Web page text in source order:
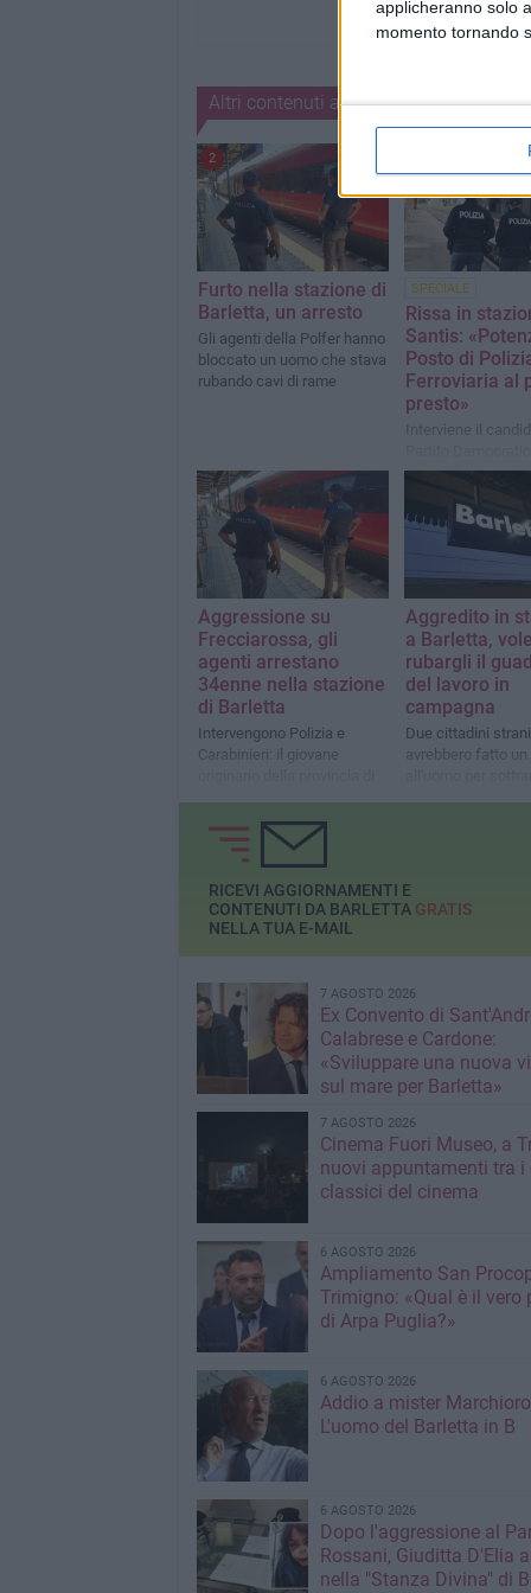
applicheranno solo
momento tornando
Altri contenuti a tema
2
Furto nella stazione di
Barletta, un arresto
Gli agenti della Polfer hanno
bloccato un uomo che stava
rubando cavi di rame
SPECIALE
Rissa in
Santis:
Posto di
Ferroviaria al
presto»
Interviene il
Aggressione su
Frecciarossa, gli
agenti arrestano
34enne nella stazione
di Barletta
Intervengono Polizia e
Carabinieri: il giovane
responsabile di violenza,
minacce, oltraggio e
resistenza a pubblico
ufficiale
Aggredito in
a Barletta,
rubargli il
del lavoro in
campagna
Due cittadini
avrebbero fatto un
all'uomo per
RICEVI AGGIORNAMENTI E
CONTENUTI DA BARLETTA GRATIS
NELLA TUA E-MAIL
7 AGOSTO 2026
Ex Convento di
Calabrese e Cardone:
«Sviluppare una nuova
sul mare per Barletta»
7 AGOSTO 2026
Cinema Fuori Museo, a
nuovi appuntamenti tra i
classici del cinema
6 AGOSTO 2026
Ampliamento San
Trimigno: «Qual è il vero
di Arpa Puglia?»
6 AGOSTO 2026
Addio a mister
L'uomo del Barletta in B
6 AGOSTO 2026
Dopo l'aggressione al
Rossani, Giuditta D'Elia
nella "Stanza Divina" di